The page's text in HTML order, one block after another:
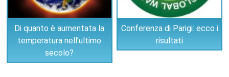
Di quanto è aumentata la
temperatura nell’ultimo
secolo?
Conferenza di Parigi: ecco i
risultati